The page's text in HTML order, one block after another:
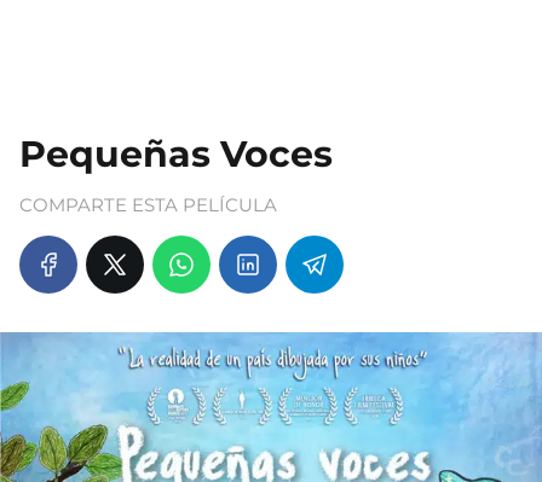
Pequeñas Voces
COMPARTE ESTA PELÍCULA